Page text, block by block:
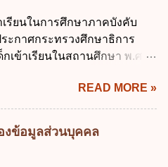
ะรัฐมนตรีเห็นชอบแล้วไปใช้
ารณาในเรื่องต่อไปนี้ ยกเว้น
ดเก็บหรือหารายได้ ข. การ
น ข้อใด ก. ให้มีการใช้ระบบ
าและเต็มศักยภาพ ข. พัฒนา
านด้านดิจิทัลที่จำเป็นให้เป็นไป
ล ง. เพิ่มประสิทธิภาคในการใช้
ให้เกิดความคุ้มค่าและเป็นไป
ข้อ 3 ข้อใดกล่าวได้ถูกต้องที่สุด
ฒนารัฐบาลดิจิทัล" ก. เป็นธร
เรียนในการศึกษาภาคบังคับ
ะกาศกระทรวงศึกษาธิการ
กเข้าเรียนในสถานศึกษา พ.ศ.
ณฑ์และวิธีการปฏิบัติสำหรับผู้ที่
ซึ่งมีเด็กที่มีอายุในเกณฑ์การ
บอาศัยอยู่" ออกตามความใน
การศึกษาภาคบังคับ พ.ศ.
กฎหมายที่มีโทษทางอาญา โดย
READ MORE »
งข้อมูลส่วนบุคคล